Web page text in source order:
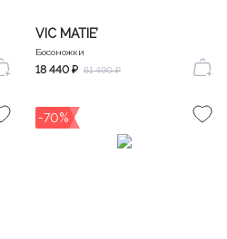
VIC MATIE’
Босоножки
18 440 ₽ 61 490 ₽
-70%